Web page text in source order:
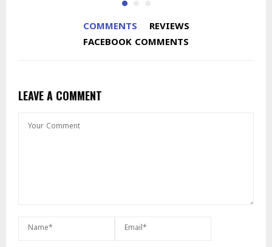
COMMENTS
REVIEWS
FACEBOOK COMMENTS
LEAVE A COMMENT